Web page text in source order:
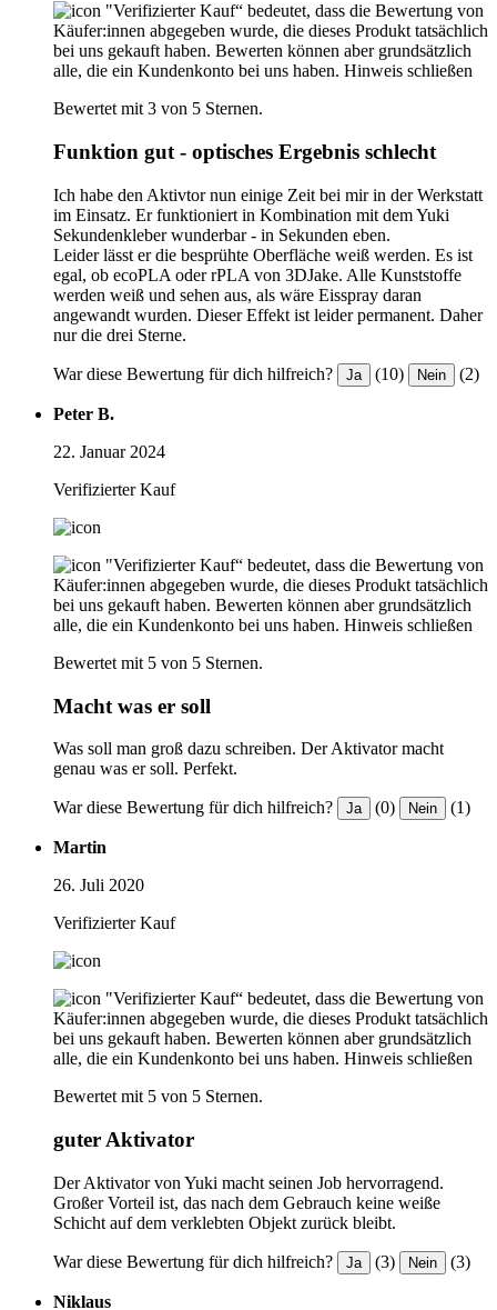
"Verifizierter Kauf“ bedeutet, dass die Bewertung von
Käufer:innen abgegeben wurde, die dieses Produkt tatsächlich
bei uns gekauft haben. Bewerten können aber grundsätzlich
alle, die ein Kundenkonto bei uns haben. Hinweis schließen
Bewertet mit 3 von 5 Sternen.
Funktion gut - optisches Ergebnis schlecht
Ich habe den Aktivtor nun einige Zeit bei mir in der Werkstatt
im Einsatz. Er funktioniert in Kombination mit dem Yuki
Sekundenkleber wunderbar - in Sekunden eben.
Leider lässt er die besprühte Oberfläche weiß werden. Es ist
egal, ob ecoPLA oder rPLA von 3DJake. Alle Kunststoffe
werden weiß und sehen aus, als wäre Eisspray daran
angewandt wurden. Dieser Effekt ist leider permanent. Daher
nur die drei Sterne.
War diese Bewertung für dich hilfreich? Ja (10) Nein (2)
Peter B.
22. Januar 2024
Verifizierter Kauf
"Verifizierter Kauf“ bedeutet, dass die Bewertung von
Käufer:innen abgegeben wurde, die dieses Produkt tatsächlich
bei uns gekauft haben. Bewerten können aber grundsätzlich
alle, die ein Kundenkonto bei uns haben. Hinweis schließen
Bewertet mit 5 von 5 Sternen.
Macht was er soll
Was soll man groß dazu schreiben. Der Aktivator macht
genau was er soll. Perfekt.
War diese Bewertung für dich hilfreich? Ja (0) Nein (1)
Martin
26. Juli 2020
Verifizierter Kauf
"Verifizierter Kauf“ bedeutet, dass die Bewertung von
Käufer:innen abgegeben wurde, die dieses Produkt tatsächlich
bei uns gekauft haben. Bewerten können aber grundsätzlich
alle, die ein Kundenkonto bei uns haben. Hinweis schließen
Bewertet mit 5 von 5 Sternen.
guter Aktivator
Der Aktivator von Yuki macht seinen Job hervorragend.
Großer Vorteil ist, das nach dem Gebrauch keine weiße
Schicht auf dem verklebten Objekt zurück bleibt.
War diese Bewertung für dich hilfreich? Ja (3) Nein (3)
Niklaus